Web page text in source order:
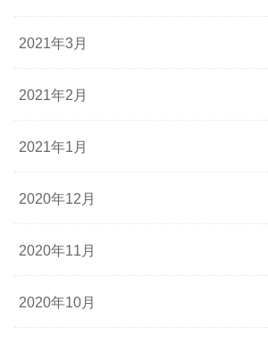
2021年3月
2021年2月
2021年1月
2020年12月
2020年11月
2020年10月